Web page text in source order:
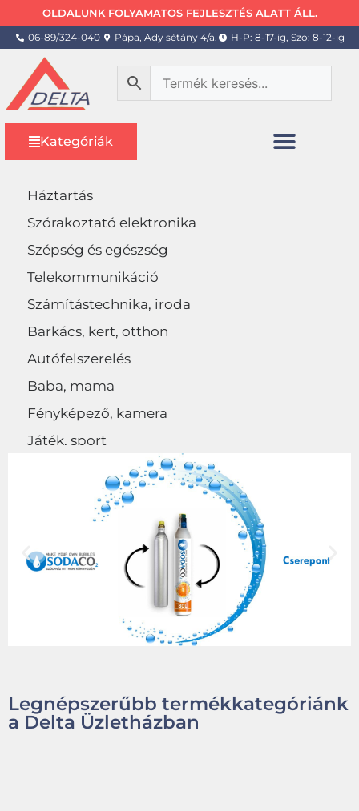
OLDALUNK FOLYAMATOS FEJLESZTÉS ALATT ÁLL.
06-89/324-040 Pápa, Ady sétány 4/a. H-P: 8-17-ig, Szo: 8-12-ig
Kategóriák
Háztartás
Szórakoztató elektronika
Szépség és egészség
Telekommunikáció
Számítástechnika, iroda
Barkács, kert, otthon
Autófelszerelés
Baba, mama
Fényképező, kamera
Játék, sport
Legnépszerűbb termékkategóriánk
a Delta Üzletházban